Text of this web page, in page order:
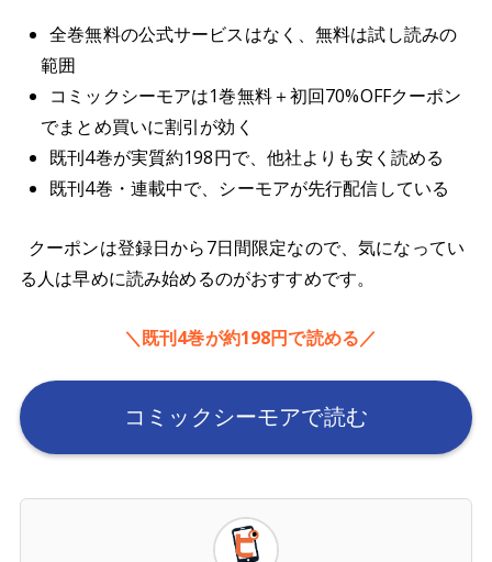
全巻無料の公式サービスはなく、無料は試し読みの
範囲
コミックシーモアは1巻無料＋初回70%OFFクーポン
でまとめ買いに割引が効く
既刊4巻が実質約198円で、他社よりも安く読める
既刊4巻・連載中で、シーモアが先行配信している
クーポンは登録日から7日間限定なので、気になってい
る人は早めに読み始めるのがおすすめです。
＼既刊4巻が約198円で読める／
コミックシーモアで読む